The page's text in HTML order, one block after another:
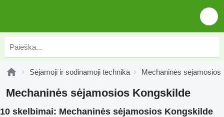
Sėjamoji ir sodinamoji technika Mechaninės sėjamosios
Mechaninės sėjamosios Kongskilde
10 skelbimai: Mechaninės sėjamosios Kongskilde